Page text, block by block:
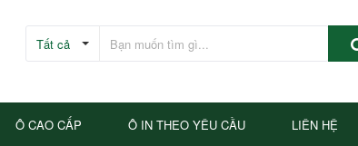
Tất cả
Ô CAO CẤP Ô IN THEO YÊU CẦU LIÊN HỆ